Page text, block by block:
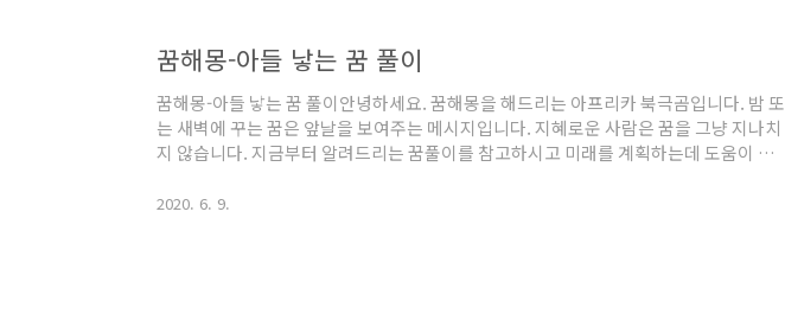
들보다 부모님 생각을 더 많이 하고 효도하는 마음도 아들보다 더 깊은 예쁜 공주가 태어
꿈해몽-아들 낳는 꿈 풀이
꿈해몽-아들 낳는 꿈 풀이안녕하세요. 꿈해몽을 해드리는 아프리카 북극곰입니다. 밤 또
는 새벽에 꾸는 꿈은 앞날을 보여주는 메시지입니다. 지혜로운 사람은 꿈을 그냥 지나치
지 않습니다. 지금부터 알려드리는 꿈풀이를 참고하시고 미래를 계획하는데 도움이 되
임신한 여성분들에게 아들과 딸 중 어떤 성별을 원하냐고 질문하면 상당수가 아들을 낳
2020. 6. 9.